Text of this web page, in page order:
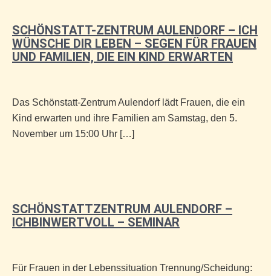
SCHÖNSTATT-ZENTRUM AULENDORF – ICH
WÜNSCHE DIR LEBEN – SEGEN FÜR FRAUEN
UND FAMILIEN, DIE EIN KIND ERWARTEN
Das Schönstatt-Zentrum Aulendorf lädt Frauen, die ein
Kind erwarten und ihre Familien am Samstag, den 5.
November um 15:00 Uhr […]
SCHÖNSTATTZENTRUM AULENDORF –
ICHBINWERTVOLL – SEMINAR
Für Frauen in der Lebenssituation Trennung/Scheidung: